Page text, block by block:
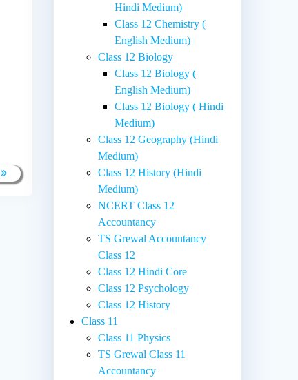
Hindi Medium)
Class 12 Chemistry (
English Medium)
Class 12 Biology
Class 12 Biology (
English Medium)
Class 12 Biology ( Hindi
Medium)
Class 12 Geography (Hindi
Medium)
Class 12 History (Hindi
Medium)
NCERT Class 12
Accountancy
TS Grewal Accountancy
Class 12
Class 12 Hindi Core
Class 12 Psychology
Class 12 History
Class 11
Class 11 Physics
TS Grewal Class 11
Accountancy